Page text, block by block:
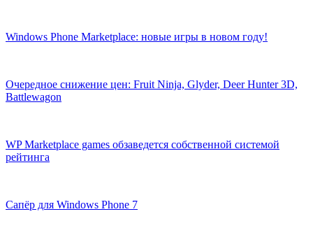
Windows Phone Marketplace: новые игры в новом году!
Очередное снижение цен: Fruit Ninja, Glyder, Deer Hunter 3D,
Battlewagon
WP Marketplace games обзаведется собственной системой
рейтинга
Сапёр для Windows Phone 7